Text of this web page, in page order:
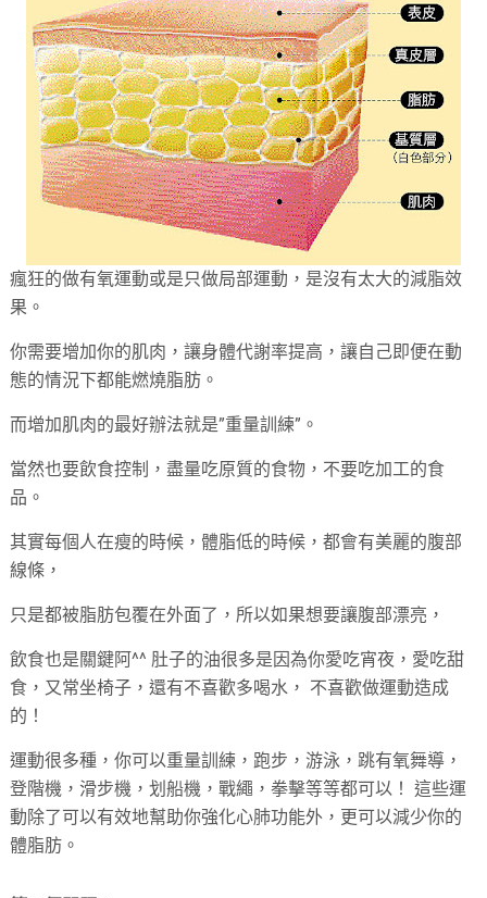
瘋狂的做有氧運動或是只做局部運動，是沒有太大的減脂效
果。
你需要增加你的肌肉，讓身體代謝率提高，讓自己即便在動
態的情況下都能燃燒脂肪。
而增加肌肉的最好辦法就是”重量訓練”。
當然也要飲食控制，盡量吃原質的食物，不要吃加工的食
品。
其實每個人在瘦的時候，體脂低的時候，都會有美麗的腹部
線條，
只是都被脂肪包覆在外面了，所以如果想要讓腹部漂亮，
飲食也是關鍵阿^^ 肚子的油很多是因為你愛吃宵夜，愛吃甜
食，又常坐椅子，還有不喜歡多喝水， 不喜歡做運動造成
的！
運動很多種，你可以重量訓練，跑步，游泳，跳有氧舞導，
登階機，滑步機，划船機，戰繩，拳擊等等都可以！ 這些運
動除了可以有效地幫助你強化心肺功能外，更可以減少你的
體脂肪。